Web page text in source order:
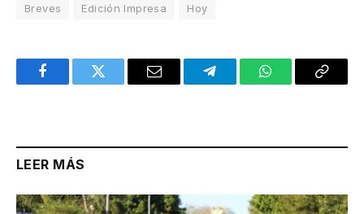
Breves Edición Impresa Hoy
FacebookTwitter Email TelegramWhatsAppCopy
LEER MÁS